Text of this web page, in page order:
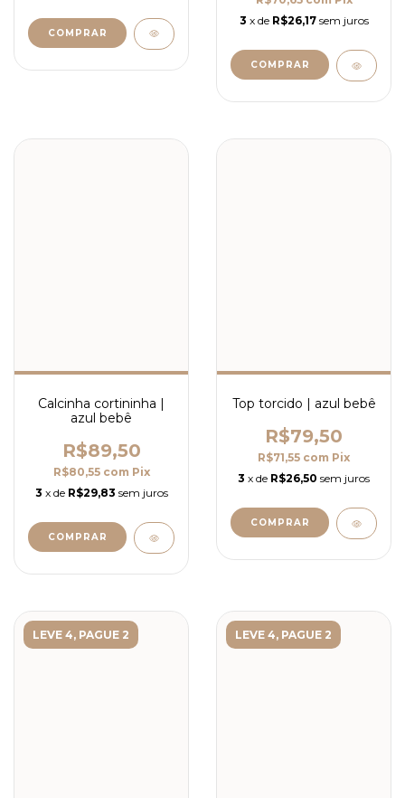
COMPRAR
3 x de R$26,17 sem juros
COMPRAR
Calcinha cortininha |
azul bebê
R$89,50
R$80,55 com Pix
3 x de R$29,83 sem juros
COMPRAR
Top torcido | azul bebê
R$79,50
R$71,55 com Pix
3 x de R$26,50 sem juros
COMPRAR
LEVE 4, PAGUE 2 LEVE 4, PAGUE 2